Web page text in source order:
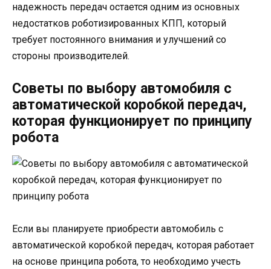
надежность передач остается одним из основных
недостатков роботизированных КПП, который
требует постоянного внимания и улучшений со
стороны производителей.
Советы по выбору автомобиля с
автоматической коробкой передач,
которая функционирует по принципу
робота
Если вы планируете приобрести автомобиль с
автоматической коробкой передач, которая работает
на основе принципа робота, то необходимо учесть